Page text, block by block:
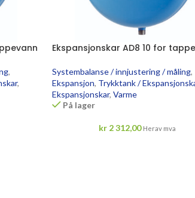
,
,
Ekspansjonskar AD8 10 for
Systembalanse / innjustering / måling,
Ekspansjon, Trykktank /
Ekspansjonskar, Varme
På lager
kr 2 312,00 Herav mva